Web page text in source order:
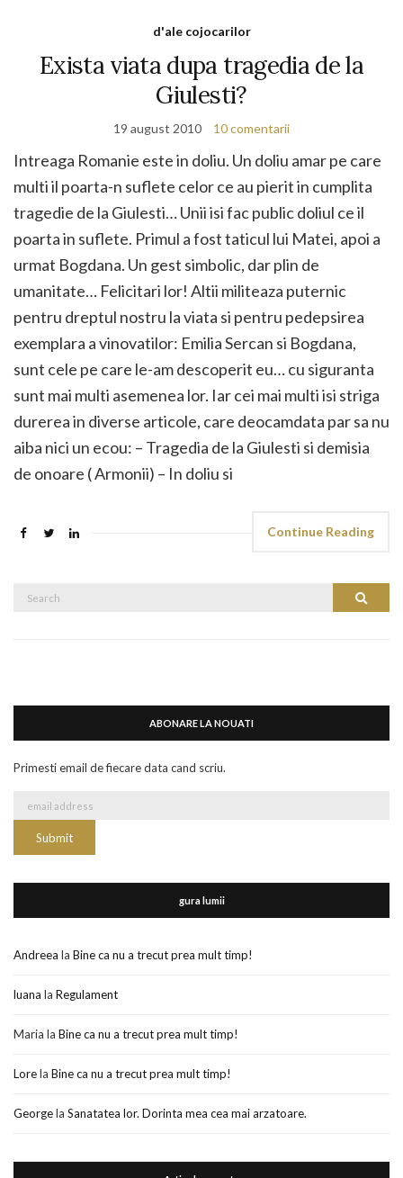
d'ale cojocarilor
Exista viata dupa tragedia de la
Giulesti?
19 august 2010 10 comentarii
Intreaga Romanie este in doliu. Un doliu amar pe care
multi il poarta-n suflete celor ce au pierit in cumplita
tragedie de la Giulesti… Unii isi fac public doliul ce il
poarta in suflete. Primul a fost taticul lui Matei, apoi a
urmat Bogdana. Un gest simbolic, dar plin de
umanitate… Felicitari lor! Altii militeaza puternic
pentru dreptul nostru la viata si pentru pedepsirea
exemplara a vinovatilor: Emilia Sercan si Bogdana,
sunt cele pe care le-am descoperit eu… cu siguranta
sunt mai multi asemenea lor. Iar cei mai multi isi striga
durerea in diverse articole, care deocamdata par sa nu
aiba nici un ecou: – Tragedia de la Giulesti si demisia
de onoare ( Armonii) – In doliu si
Continue Reading
Search
ABONARE LA NOUATI
Primesti email de fiecare data cand scriu.
gura lumii
Andreea la Bine ca nu a trecut prea mult timp!
luana la Regulament
Maria la Bine ca nu a trecut prea mult timp!
Lorela Bine ca nu a trecut prea mult timp!
Georgela Sanatatea lor. Dorinta mea cea mai arzatoare.